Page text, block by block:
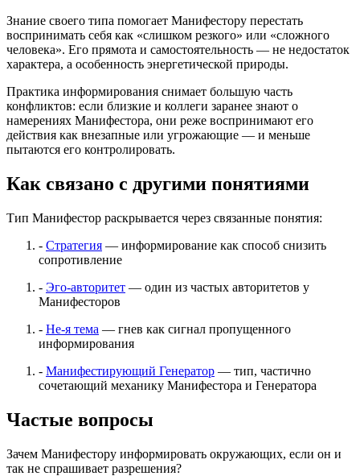
Знание своего типа помогает Манифестору перестать
воспринимать себя как «слишком резкого» или «сложного
человека». Его прямота и самостоятельность — не недостаток
характера, а особенность энергетической природы.
Практика информирования снимает большую часть
конфликтов: если близкие и коллеги заранее знают о
намерениях Манифестора, они реже воспринимают его
действия как внезапные или угрожающие — и меньше
пытаются его контролировать.
Как связано с другими понятиями
Тип Манифестор раскрывается через связанные понятия:
- Стратегия — информирование как способ снизить
сопротивление
- Эго-авторитет — один из частых авторитетов у
Манифесторов
- Не-я тема — гнев как сигнал пропущенного
информирования
- Манифестирующий Генератор — тип, частично
сочетающий механику Манифестора и Генератора
Частые вопросы
Зачем Манифестору информировать окружающих, если он и
так не спрашивает разрешения?